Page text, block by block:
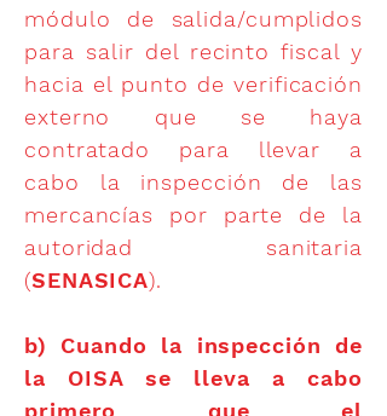
módulo de salida/cumplidos
para salir del recinto fiscal y
hacia el punto de verificación
externo que se haya
contratado para llevar a
cabo la inspección de las
mercancías por parte de la
autoridad sanitaria
(SENASICA).
b) Cuando la inspección de
la OISA se lleva a cabo
primero que el